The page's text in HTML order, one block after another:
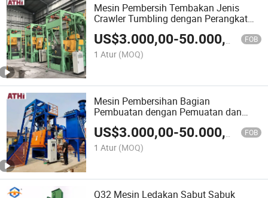
Mesin Pembersih Tembakan Jenis
Crawler Tumbling dengan Perangkat
Memuat dan Membongkar
US$3.000,00-50.000,00 FOB
1 Atur (MOQ)
Mesin Pembersihan Bagian
Pembuatan dengan Pemuatan dan
Pembongkaran Otomatis serta
Pengeblasan Peluru
US$3.000,00-50.000,00 FOB
1 Atur (MOQ)
Q32 Mesin Ledakan Sabut Sabuk